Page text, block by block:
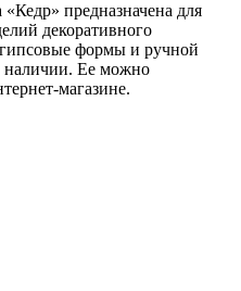
предназначена для
декоративного
формы и ручной
наличии. Ее можно
магазине.